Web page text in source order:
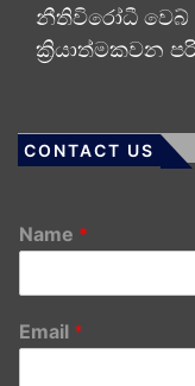
නීතිවිරෝධී වෙබ්
ක්‍රියාත්මකවන
CONTACT US
Name *
Email *